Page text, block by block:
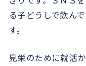
る子どうしで飲ん
す。
見栄のために就活